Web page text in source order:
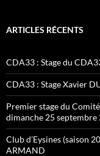
ARTICLES RÉCENTS
CDA33 : Stage du
CDA33 : Stage Xavier
Premier stage du
dimanche 25 septembre
Club d’Eysines (saison
ARMAND